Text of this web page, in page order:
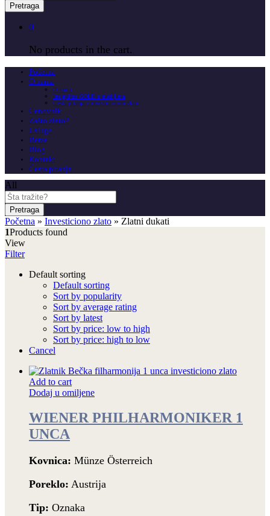
Pretraga
0
No products in the cart.
Početna
O nama
O nama
Insignitus GOLD u medijima
Česta pitanja o investicionom zlatu
Cenovnik
Zašto zlato?
Usluge
Berza
Blog
Kontakt
Česta pitanja
All
Pretraga
Početna » Investiciono zlato » Zlatni dukati
1Products found
View
Filter
Default sorting
Default sorting
Sort by popularity
Sort by average rating
Sort by latest
Sort by price: low to high
Sort by price: high to low
Cancel
Add to cart
Dodaj u omiljene
WIENER PHILHARMONIKER 1
UNCA
Kovnica: Münze Österreich
Poreklo: Austrija
Tip: Oznaka